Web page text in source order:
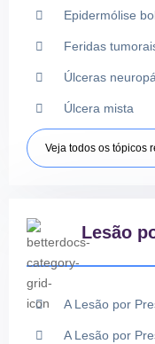
Epidermólise
Feridas
Úlceras
Úlcera mista
Veja todos os tópicos
Lesão
A Lesão por
A Lesão por